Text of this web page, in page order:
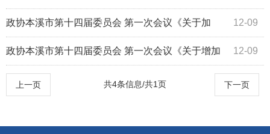
老旧小区楼道小张贴”的提案》（第107... 12-09
政协本溪市第十四届委员会 第一次会议《关于加
强“污水井”清理、老旧管道维修的提案》... 12-09
政协本溪市第十四届委员会 第一次会议《关于增加
我市停车位的提案》（第1058号）答复
上一页 下一页
共4条信息/共1页